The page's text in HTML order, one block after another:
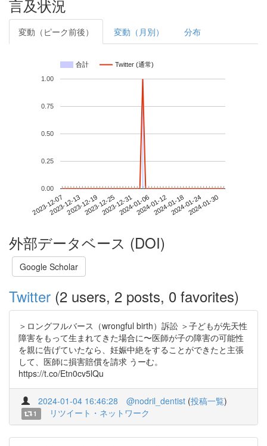
言及状況
変動（ピーク前後） 変動（月別） 分布
合計 Twitter (通常)
2023-12-072023-12-132023-12-192023-12-252023-12-312024-01-062024-01-122024-01-182024-01-242024-01-30
0.00
0.25
0.50
0.75
1.00
外部データベース (DOI)
Google Scholar
Twitter (2 users, 2 posts, 0 favorites)
＞ロングフルバース（wrongful birth）訴訟 ＞子どもが先天性
障害をもって生まれてきた場合に〜医師が子の障害の可能性
を親に告げていたなら、妊娠中絶をすることができたと主張
して、医師に損害賠償を請求 うーむ。
https://t.co/Etn0cv5lQu
2024-01-04 16:46:28 @nodril_dentist (投稿一覧)
1 リツイート・ネットワーク